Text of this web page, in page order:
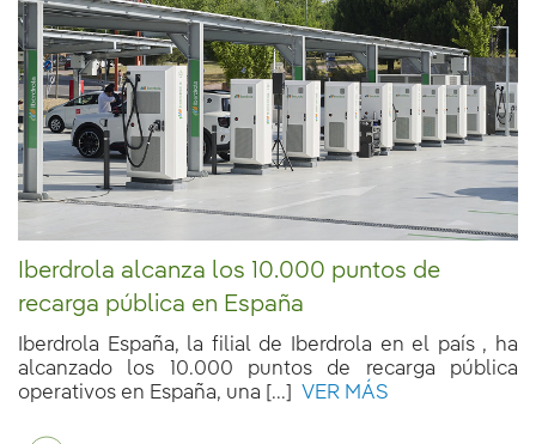
Iberdrola alcanza los 10.000 puntos de
recarga pública en España
Iberdrola España, la filial de Iberdrola en el país , ha
alcanzado los 10.000 puntos de recarga pública
operativos en España, una [...]
VER MÁS